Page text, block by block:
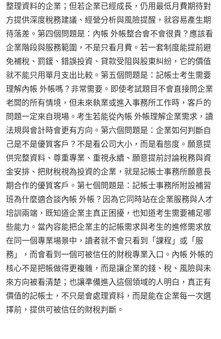
整理資料的企業；但若企業已經成長，仍用最低月費期待對
方提供深度稅務建議、經營分析與風險提醒，就容易產生期
待落差。第四個問題是：內帳 外帳整合會不會很貴？應該看
企業階段與服務範圍，不是只看月費。若一套制度能提前避
免補稅、罰鍰、錯誤投資、貸款受阻與股東糾紛，它的價值
就不能只用單月支出比較。第五個問題是：記帳士考生需要
理解內帳 外帳嗎？非常需要。即使考試題目不會直接問企業
老闆的所有情境，但未來執業或進入事務所工作時，客戶的
問題一定來自現場。考生若能從內帳 外帳理解企業需求，讀
法規與會計時會更有方向。第六個問題是：企業如何判斷自
己是不是優質客戶？不是看公司大小，而是看態度。願意提
供完整資料、尊重專業、重視永續、願意提前討論稅務與資
金安排、把財稅視為投資的企業，就是記帳士事務所願意長
期合作的優質客戶。第七個問題是：記帳士事務所附設補習
班為什麼適合談內帳 外帳？因為它同時站在企業服務與人才
培訓兩端，既知道企業主真正困擾，也知道考生需要補足哪
些能力。當內容能把企業主的記帳需求與考生的進修需求放
在同一個專業場景中，讀者就不會只看到「課程」或「服
務」，而會看到一個可被信任的財稅專業入口。內帳 外帳的
核心不是把帳做得更複雜，而是讓企業的錢、稅、風險與未
來方向被看清楚；也讓準備進入這個領域的人明白，真正有
價值的記帳士，不只是會處理資料，而是能在企業每一次選
擇前，提供可被信任的財稅判斷。